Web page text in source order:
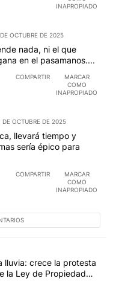
INAPROPIADO
OCTUBRE DE 2025
nada, ni el que
en el pasamanos....
COMPARTIR
MARCAR
COMO
INAPROPIADO
DE OCTUBRE DE 2025
llevará tiempo y
sería épico para
COMPARTIR
MARCAR
COMO
INAPROPIADO
más comentarios en los
"Congreso vallado y bajo
lluvia: crece la protesta
la Ley de Propiedad